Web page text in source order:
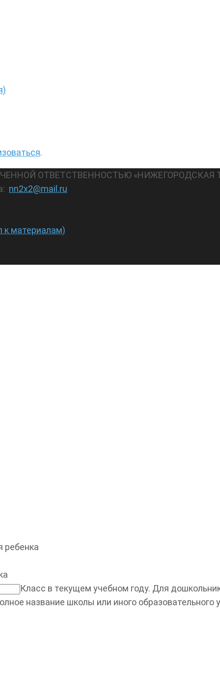
.
ОТВЕТСТВЕННОСТЬЮ «НИЖЕГОРОДСКАЯ
nn2x2@mail.ru
к материалам)
ребенка
Класс в текущем учебном году. Для
название школы или иного